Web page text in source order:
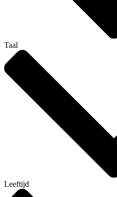
Taal
Leeftijd